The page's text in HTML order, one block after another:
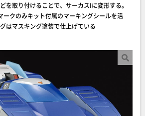
を取り付けることで、サーカスIに変形する。
ークのみキット付属のマーキングシールを活
はマスキング塗装で仕上げている